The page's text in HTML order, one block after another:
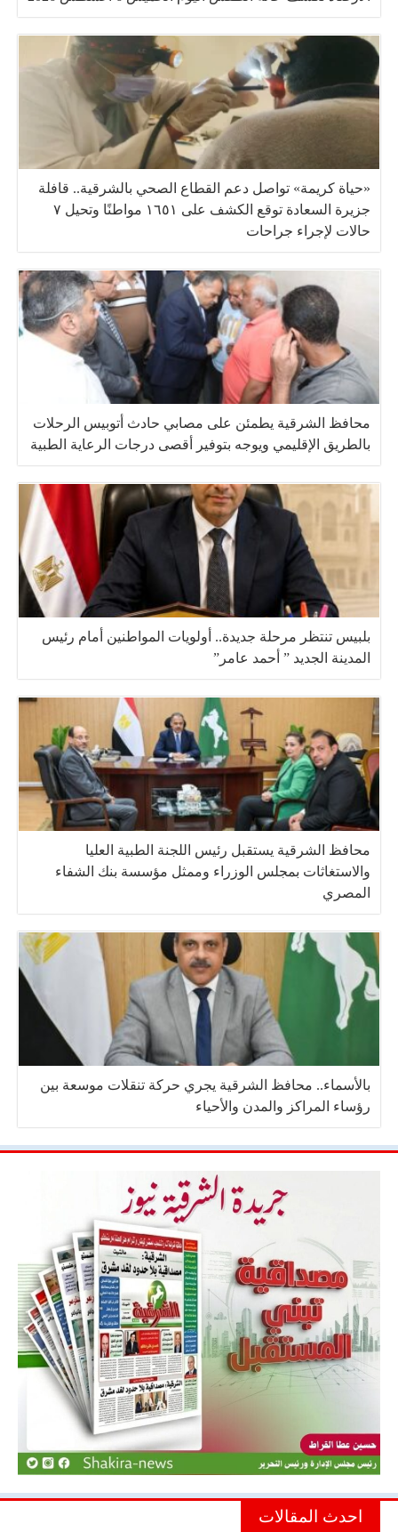
«حياة كريمة» تواصل دعم القطاع الصحي بالشرقية.. قافلة
جزيرة السعادة توقع الكشف على ١٦٥١ مواطنًا وتحيل ٧
حالات لإجراء جراحات
محافظ الشرقية يطمئن على مصابي حادث أتوبيس الرحلات
بالطريق الإقليمي ويوجه بتوفير أقصى درجات الرعاية الطبية
بلبيس تنتظر مرحلة جديدة.. أولويات المواطنين أمام رئيس
المدينة الجديد ” أحمد عامر”
محافظ الشرقية يستقبل رئيس اللجنة الطبية العليا
والاستغاثات بمجلس الوزراء وممثل مؤسسة بنك الشفاء
المصري
بالأسماء.. محافظ الشرقية يجري حركة تنقلات موسعة بين
رؤساء المراكز والمدن والأحياء
احدث المقالات